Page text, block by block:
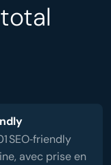
SEO‑friendly
avec prise en